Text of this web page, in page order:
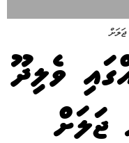
ވެލިދޫ
ޖަލަށް